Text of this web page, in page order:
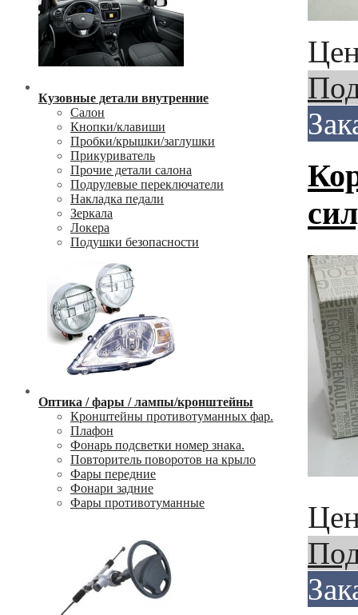
Кузовные детали внутренние
Салон
Кнопки/клавиши
Пробки/крышки/заглушки
Прикуриватель
Прочие детали салона
Подрулевые переключатели
Накладка педали
Зеркала
Локера
Подушки безопасности
Оптика / фары / лампы/кронштейны
Кронштейны противотуманных фар.
Плафон
Фонарь подсветки номер знака.
Повторитель поворотов на крыло
Фары передние
Фонари задние
Фары противотуманные